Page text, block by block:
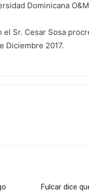
Dominicana
Sr. Cesar Sosa
Diciembre 2017.
Fulcar dice